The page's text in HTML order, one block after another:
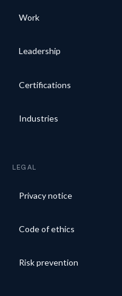
Work
Leadership
Certifications
Industries
LEGAL
Privacy notice
Code of ethics
Risk prevention